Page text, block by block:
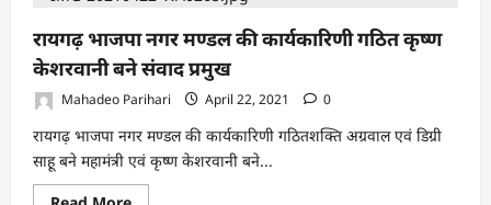
रायगढ़ भाजपा नगर मण्डल की कार्यकारिणी गठित कृष्ण
केशरवानी बने संवाद प्रमुख
Mahadeo Parihari April 22, 2021 0
रायगढ़ भाजपा नगर मण्डल की कार्यकारिणी गठितशक्ति अग्रवाल एवं डिग्री
साहू बने महामंत्री एवं कृष्ण केशरवानी बने...